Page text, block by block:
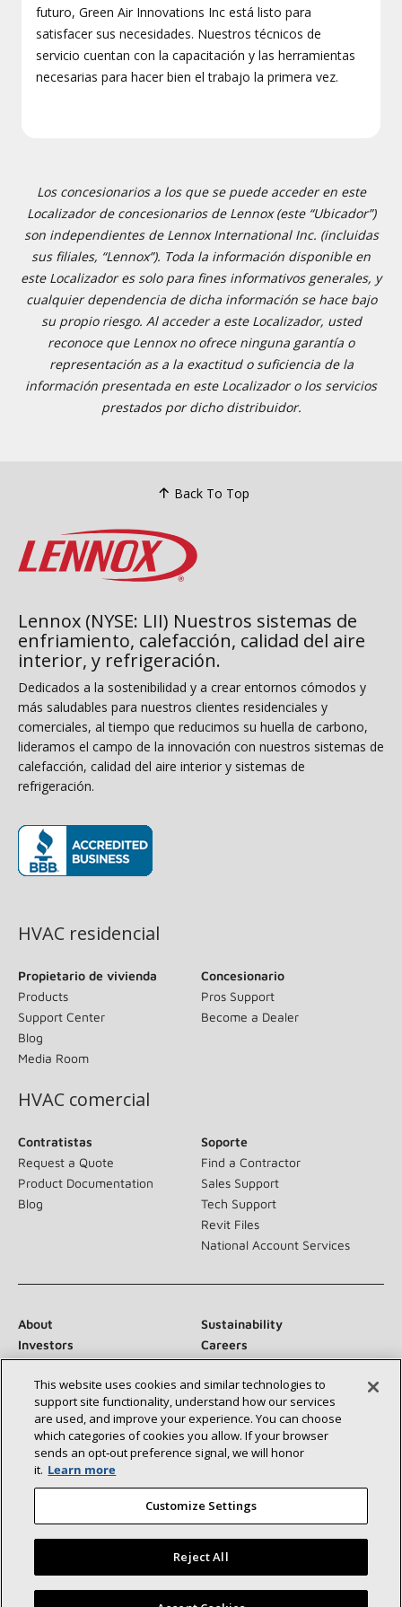
futuro, Green Air Innovations Inc está listo para
satisfacer sus necesidades. Nuestros técnicos de
servicio cuentan con la capacitación y las herramientas
necesarias para hacer bien el trabajo la primera vez.
Los concesionarios a los que se puede acceder en este
Localizador de concesionarios de Lennox (este “Ubicador”)
son independientes de Lennox International Inc. (incluidas
sus filiales, “Lennox”). Toda la información disponible en
este Localizador es solo para fines informativos generales, y
cualquier dependencia de dicha información se hace bajo
su propio riesgo. Al acceder a este Localizador, usted
reconoce que Lennox no ofrece ninguna garantía o
representación as a la exactitud o suficiencia de la
información presentada en este Localizador o los servicios
prestados por dicho distribuidor.
Back To Top
Lennox (NYSE: LII) Nuestros sistemas de
enfriamiento, calefacción, calidad del aire
interior, y refrigeración.
Dedicados a la sostenibilidad y a crear entornos cómodos y
más saludables para nuestros clientes residenciales y
comerciales, al tiempo que reducimos su huella de carbono,
lideramos el campo de la innovación con nuestros sistemas de
calefacción, calidad del aire interior y sistemas de
refrigeración.
HVAC residencial
Propietario de vivienda
Products
Support Center
Blog
Media Room
Concesionario
Pros Support
Become a Dealer
HVAC comercial
Contratistas
Request a Quote
Product Documentation
Blog
Soporte
Find a Contractor
Sales Support
Tech Support
Revit Files
National Account Services
About
Sustainability
Investors
Careers
Suppliers
Contact Us
Newsroom
Conéctese con nosotros:
©2026 Lennox International Inc.
Site Map
This website uses cookies and similar technologies to
support site functionality, understand how our services
are used, and improve your experience. You can choose
which categories of cookies you allow. If your browser
sends an opt‑out preference signal, we will honor
it. Learn more
Customize Settings
Reject All